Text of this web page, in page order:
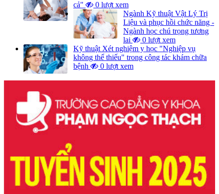
cả"
0 lượt xem
Ngành Kỹ thuật Vật Lý Trị
Liệu và phục hồi chức năng -
Ngành học chú trọng tương
lai
0 lượt xem
Kỹ thuật Xét nghiệm y học "Nghiệp vụ
không thể thiếu" trong công tác khám chữa
bệnh
0 lượt xem